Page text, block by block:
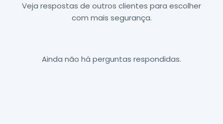
Veja respostas de outros clientes para escolher
com mais segurança.
Ainda não há perguntas respondidas.